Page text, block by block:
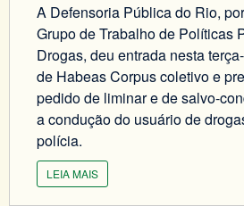
A Defensoria Pública do Rio,
Grupo de Trabalho de Políticas
Drogas, deu entrada nesta
de Habeas Corpus coletivo e
pedido de liminar e de salvo-
a condução do usuário de
polícia.
LEIA MAIS